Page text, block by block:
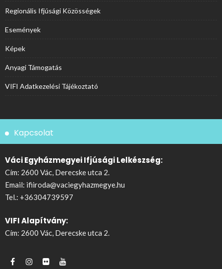
Regionális Ifjúsági Közösségek
Események
Képek
Anyagi Támogatás
VIFI Adatkezelési Tájékoztató
Kapcsolat
Váci Egyházmegyei Ifjúsági Lelkészség:
Cím: 2600 Vác, Derecske utca 2.
Email: ifiiroda@vaciegyhazmegye.hu
Tel.: +36304739597
VIFI Alapítvány:
Cím: 2600 Vác, Derecske utca 2.